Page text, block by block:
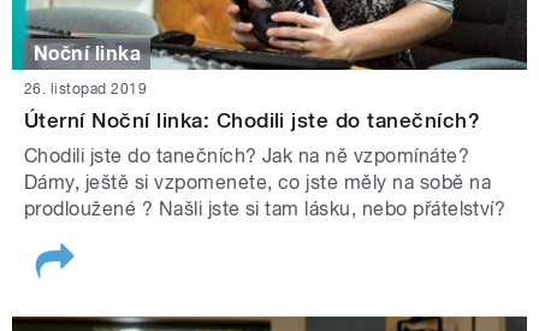
Noční linka
26. listopad 2019
Úterní Noční linka: Chodili jste do tanečních?
Chodili jste do tanečních? Jak na ně vzpomínáte?
Dámy, ještě si vzpomenete, co jste měly na sobě na
prodloužené ? Našli jste si tam lásku, nebo přátelství?